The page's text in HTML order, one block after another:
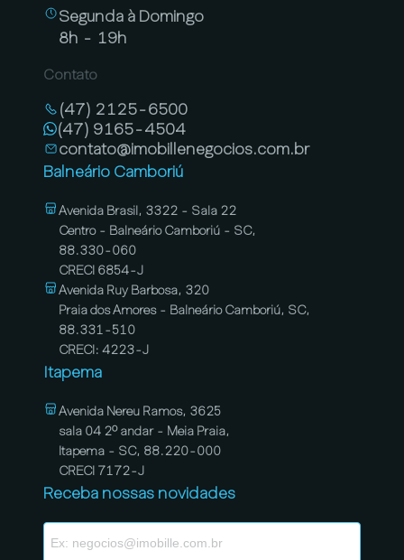
Segunda à Domingo
8h - 19h
Contato
(47) 2125-6500
(47) 9165-4504
contato@imobillenegocios.com.br
Balneário Camboriú
Avenida Brasil, 3322 - Sala 22
Centro - Balneário Camboriú - SC,
88.330-060
CRECI 6854-J
Avenida Ruy Barbosa, 320
Praia dos Amores - Balneário Camboriú, SC,
88.331-510
CRECI: 4223-J
Itapema
Avenida Nereu Ramos, 3625
sala 04 2º andar - Meia Praia,
Itapema - SC, 88.220-000
CRECI 7172-J
Receba nossas novidades